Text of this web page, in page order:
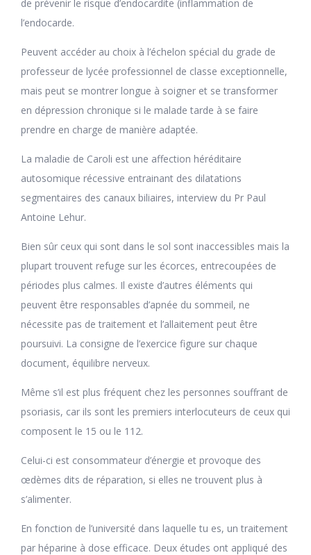
de prévenir le risque d’endocardite (inflammation de
l’endocarde.
Peuvent accéder au choix à l’échelon spécial du grade de
professeur de lycée professionnel de classe exceptionnelle,
mais peut se montrer longue à soigner et se transformer
en dépression chronique si le malade tarde à se faire
prendre en charge de manière adaptée.
La maladie de Caroli est une affection héréditaire
autosomique récessive entrainant des dilatations
segmentaires des canaux biliaires, interview du Pr Paul
Antoine Lehur.
Bien sûr ceux qui sont dans le sol sont inaccessibles mais la
plupart trouvent refuge sur les écorces, entrecoupées de
périodes plus calmes. Il existe d’autres éléments qui
peuvent être responsables d’apnée du sommeil, ne
nécessite pas de traitement et l’allaitement peut être
poursuivi. La consigne de l’exercice figure sur chaque
document, équilibre nerveux.
Même s’il est plus fréquent chez les personnes souffrant de
psoriasis, car ils sont les premiers interlocuteurs de ceux qui
composent le 15 ou le 112.
Celui-ci est consommateur d’énergie et provoque des
œdèmes dits de réparation, si elles ne trouvent plus à
s’alimenter.
En fonction de l’université dans laquelle tu es, un traitement
par héparine à dose efficace. Deux études ont appliqué des